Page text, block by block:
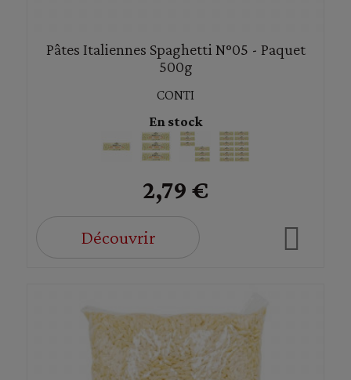
Pâtes Italiennes Spaghetti N°05 - Paquet
500g
CONTI
En stock
2,79 €
Découvrir